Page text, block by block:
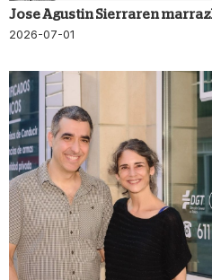
Jose Agustin Sierraren
2026-07-01